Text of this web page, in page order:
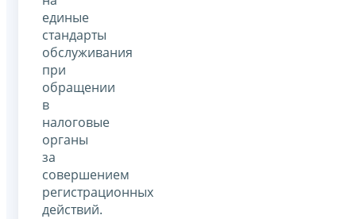
единые
стандарты
обслуживания
при
обращении
в
налоговые
органы
за
совершением
регистрационных
действий.